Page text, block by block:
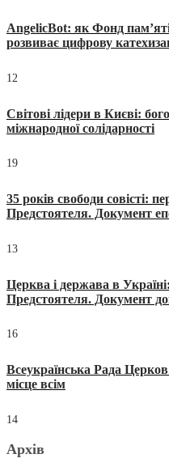
AngelicBot: як Фонд
розвиває цифрову
12
Світові лідери в Києві:
міжнародної солідарності
19
35 років свободи совісті:
Предстоятеля. Документ
13
Церква і держава в
Предстоятеля. Документ
16
Всеукраїнська Рада
місце всім
14
Архів